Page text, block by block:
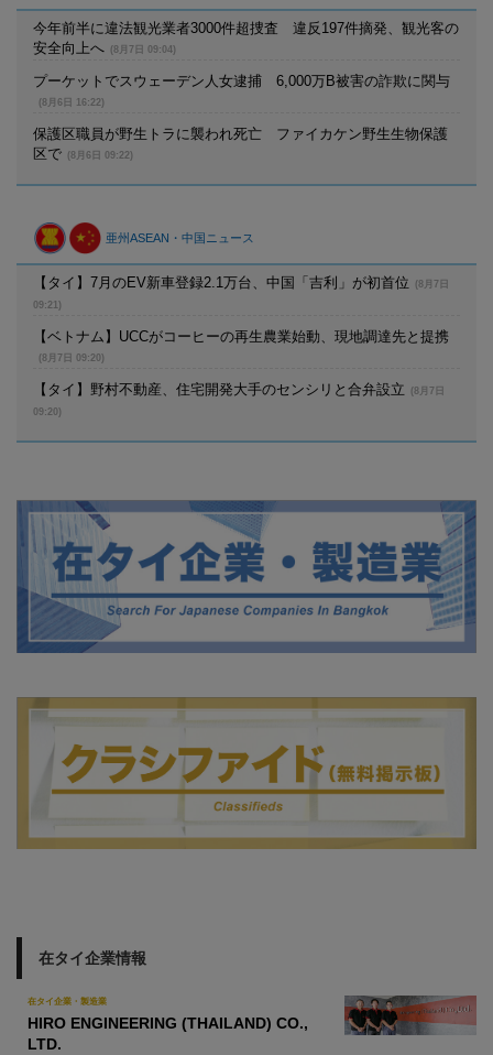
今年前半に違法観光業者3000件超捜査 違反197件摘発、観光客の
安全向上へ
(8月7日 09:04)
プーケットでスウェーデン人女逮捕 6,000万B被害の詐欺に関与
(8月6日 16:22)
保護区職員が野生トラに襲われ死亡 ファイカケン野生生物保護
区で
(8月6日 09:22)
亜州ASEAN・中国ニュース
【タイ】7月のEV新車登録2.1万台、中国「吉利」が初首位
(8月7日
09:21)
【ベトナム】UCCがコーヒーの再生農業始動、現地調達先と提携
(8月7日 09:20)
【タイ】野村不動産、住宅開発大手のセンシリと合弁設立
(8月7日
09:20)
在タイ企業情報
在タイ企業・製造業
HIRO ENGINEERING (THAILAND) CO.,
LTD.